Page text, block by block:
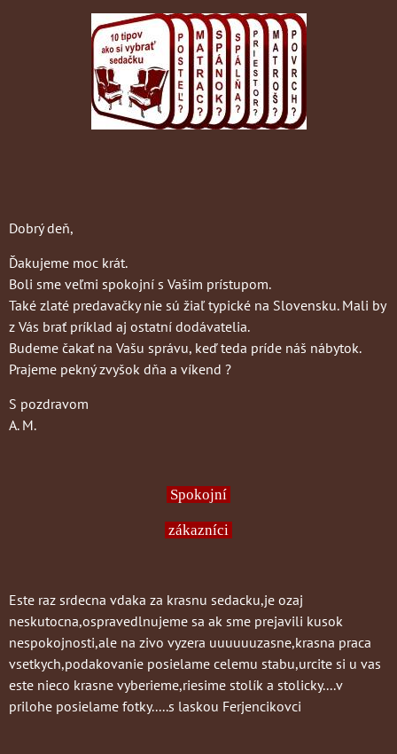
Dobrý deň,
Ďakujeme moc krát.
Boli sme veľmi spokojní s Vašim prístupom.
Také zlaté predavačky nie sú žiaľ typické na Slovensku. Mali by
z Vás brať príklad aj ostatní dodávatelia.
Budeme čakať na Vašu správu, keď teda príde náš nábytok.
Prajeme pekný zvyšok dňa a víkend ?
S pozdravom
A. M.
Spokojní
zákazníci
Este raz srdecna vdaka za krasnu sedacku,je ozaj
neskutocna,ospravedlnujeme sa ak sme prejavili kusok
nespokojnosti,ale na zivo vyzera uuuuuuzasne,krasna praca
vsetkych,podakovanie posielame celemu stabu,urcite si u vas
este nieco krasne vyberieme,riesime stolík a stolicky....v
prilohe posielame fotky.....s laskou Ferjencikovci